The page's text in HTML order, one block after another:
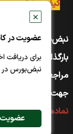
✕
عضویت در
برای دریافت
نبض‌بورس در
عضویت
کیفیت فیلم
نبض‌بورس
بارگذاری کرده
مراجعه کنید
جهت دسترسی
نماد‌های بورسی